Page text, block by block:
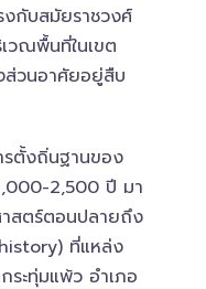
กับสมัยราชวงศ์
วณพื้นที่ในเขต
ส่วนอาศัยอยู่สืบ
รตั้งถิ่นฐานของ
2,500 ปี มา
สตร์ตอนปลายถึง
ที่แหล่ง
ะทุ่มแพ้ว อำเภอ